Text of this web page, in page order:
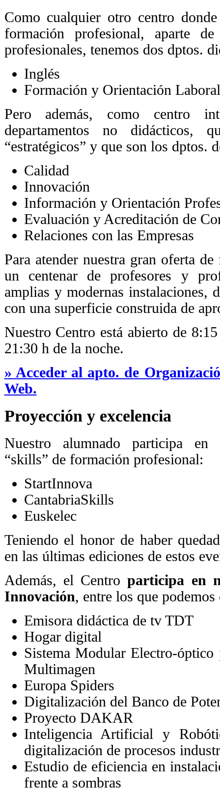
Como cualquier otro centro
formación profesional, aparte
profesionales, tenemos dos dptos.
Inglés
Formación y Orientación Laboral
Pero además, como centro
departamentos no didácticos,
“estratégicos” y que son los dptos.
Calidad
Innovación
Información y Orientación
Evaluación y Acreditación de
Relaciones con las Empresas
Para atender nuestra gran oferta
un centenar de profesores y
amplias y modernas instalaciones,
con una superficie construida de
Nuestro Centro está abierto de
21:30 h de la noche.
» Acceder al apto. de
Web.
Proyección y excelencia
Nuestro alumnado participa en
“skills” de formación profesional:
StartInnova
CantabriaSkills
Euskelec
Teniendo el honor de haber
en las últimas ediciones de estos
Además, el Centroparticipa en
Innovación, entre los que podemos
Emisora didáctica de tv TDT
Hogar digital
Sistema Modular Electro-
Multimagen
Europa Spiders
Digitalización del Banco de
Proyecto DAKAR
Inteligencia Artificial y
digitalización de procesos
Estudio de eficiencia en
frente a sombras